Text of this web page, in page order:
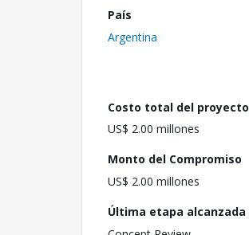
País
Argentina
Costo total del proyecto
US$ 2.00 millones
Monto del Compromiso
US$ 2.00 millones
Última etapa alcanzada